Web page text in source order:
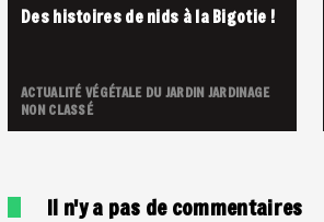
Des histoires de nids à la Bigotie !
ACTUALITÉ VÉGÉTALE DU JARDINJARDINAGE
NON CLASSÉ
Il n'y a pas de commentaires